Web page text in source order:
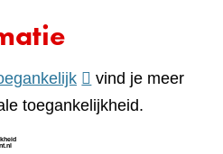
website)
(verwijst
naar
vind je meer
toegankelijkheid.